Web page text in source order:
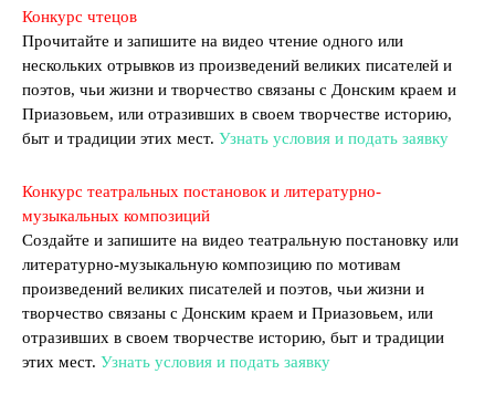
Конкурс чтецов
Прочитайте и запишите на видео чтение одного или
нескольких отрывков из произведений великих писателей и
поэтов, чьи жизни и творчество связаны с Донским краем и
Приазовьем, или отразивших в своем творчестве историю,
быт и традиции этих мест. Узнать условия и подать заявку
Конкурс театральных постановок и литературно-
музыкальных композиций
Создайте и запишите на видео театральную постановку или
литературно-музыкальную композицию по мотивам
произведений великих писателей и поэтов, чьи жизни и
творчество связаны с Донским краем и Приазовьем, или
отразивших в своем творчестве историю, быт и традиции
этих мест. Узнать условия и подать заявку